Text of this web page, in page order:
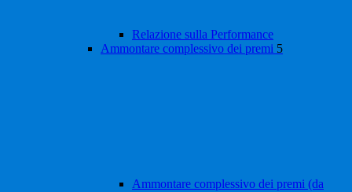
Relazione sulla Performance
Ammontare complessivo dei premi 5
Ammontare complessivo dei premi (da